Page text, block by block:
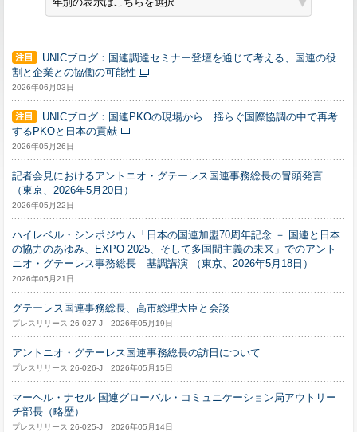
UNICブログ：国連調達セミナー登壇を通じて考える、国連の役
割と企業との協働の可能性
2026年06月03日
UNICブログ：国連PKOの現場から 揺らぐ国際協調の中で再考
するPKOと日本の貢献
2026年05月26日
記者会見におけるアントニオ・グテーレス国連事務総長の冒頭発言
（東京、2026年5月20日）
2026年05月22日
ハイレベル・シンポジウム「日本の国連加盟70周年記念 － 国連と日本
の協力のあゆみ、EXPO 2025、そして多国間主義の未来」でのアント
ニオ・グテーレス事務総長 基調講演 （東京、2026年5月18日）
2026年05月21日
グテーレス国連事務総長、高市総理大臣と会談
プレスリリース 26-027-J 2026年05月19日
アントニオ・グテーレス国連事務総長の訪日について
プレスリリース 26-026-J 2026年05月15日
マーヘル・ナセル 国連グローバル・コミュニケーション局アウトリー
チ部長（略歴）
プレスリリース 26-025-J 2026年05月14日